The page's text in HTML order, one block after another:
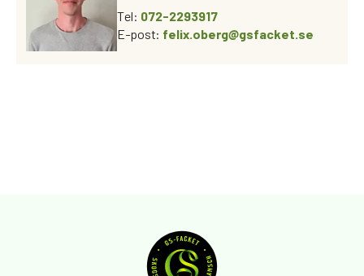
Tel: 072-2293917
E-post: felix.oberg@gsfacket.se